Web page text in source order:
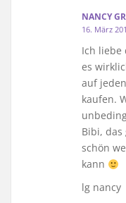
NANCY
16. März
Ich liebe
es
auf
kaufen.
Bibi,
schön
kann
lg nancy